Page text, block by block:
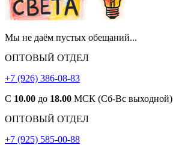
Мы не даём пустых обещаний...
ОПТОВЫЙ ОТДЕЛ
+7 (926) 386-08-83
С 10.00 до 18.00 МСК (Сб-Вс выходной)
ОПТОВЫЙ ОТДЕЛ
+7 (925) 585-00-88